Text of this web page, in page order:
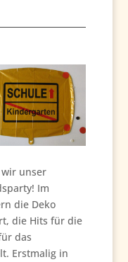
unser
Im
die Deko
die Hits für die
das
Erstmalig in